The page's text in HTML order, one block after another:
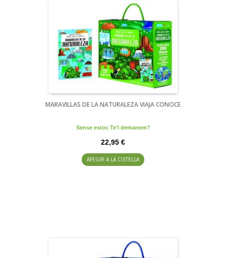
MARAVILLAS DE LA NATURALEZA VIAJA CONOCE
Sense estoc Te'l demanem?
22,95 €
AFEGIR A LA CISTELLA